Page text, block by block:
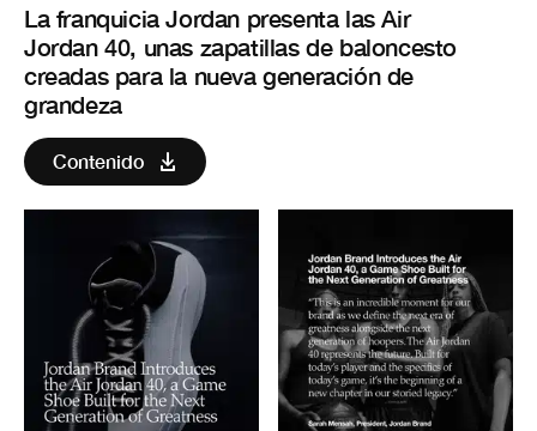
La franquicia Jordan presenta las Air
Jordan 40, unas zapatillas de baloncesto
creadas para la nueva generación de
grandeza
Contenido